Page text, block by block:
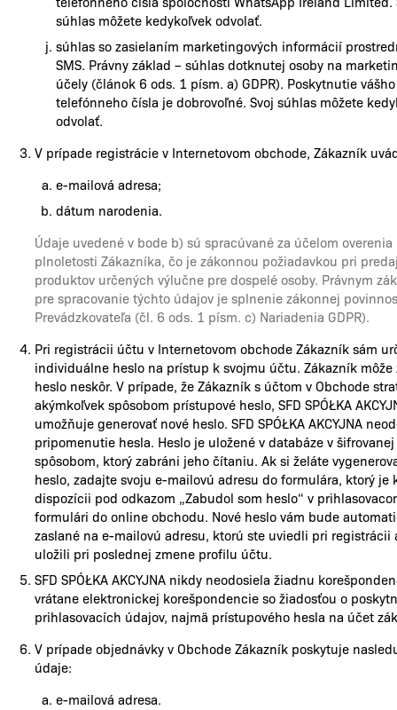
súhlas môžete kedykoľvek odvolať.
súhlas so zasielaním marketingových informácií
SMS. Právny základ – súhlas dotknutej osoby na
účely (článok 6 ods. 1 písm. a) GDPR). Poskytnutie vášho
telefónneho čísla je dobrovoľné. Svoj súhlas môžete
odvolať.
V prípade registrácie v Internetovom obchode, Zákazník
e-mailová adresa;
dátum narodenia.
Údaje uvedené v bode b) sú spracúvané za účelom overenia
plnoletosti Zákazníka, čo je zákonnou požiadavkou pri
produktov určených výlučne pre dospelé osoby. Právnym
pre spracovanie týchto údajov je splnenie zákonnej
Prevádzkovateľa (čl. 6 ods. 1 písm. c) Nariadenia GDPR).
Pri registrácii účtu v Internetovom obchode Zákazník sám
individuálne heslo na prístup k svojmu účtu. Zákazník môže
heslo neskôr. V prípade, že Zákazník s účtom v Obchode
akýmkoľvek spôsobom prístupové heslo, SFD SPÓŁKA
umožňuje generovať nové heslo. SFD SPÓŁKA AKCYJNA
pripomenutie hesla. Heslo je uložené v databáze v
spôsobom, ktorý zabráni jeho čítaniu. Ak si želáte
heslo, zadajte svoju e-mailovú adresu do formulára, ktorý je
dispozícii pod odkazom „Zabudol som heslo“ v
formulári do online obchodu. Nové heslo vám bude
zaslané na e-mailovú adresu, ktorú ste uviedli pri registrácii
uložili pri poslednej zmene profilu účtu.
SFD SPÓŁKA AKCYJNA nikdy neodosiela žiadnu
vrátane elektronickej korešpondencie so žiadosťou o
prihlasovacích údajov, najmä prístupového hesla na účet
V prípade objednávky v Obchode Zákazník poskytuje
údaje:
e-mailová adresa.